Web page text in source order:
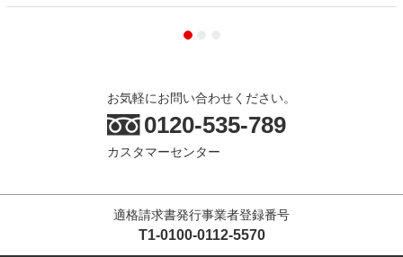
お気軽にお問い合わせください。
0120-535-789
カスタマーセンター
適格請求書発行事業者登録番号
T1-0100-0112-5570